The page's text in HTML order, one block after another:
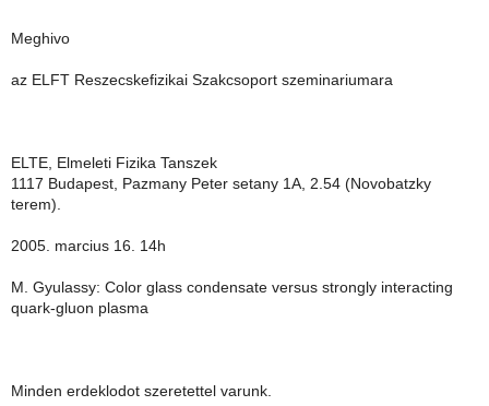
Meghivo
az ELFT Reszecskefizikai Szakcsoport szeminariumara
ELTE, Elmeleti Fizika Tanszek
1117 Budapest, Pazmany Peter setany 1A, 2.54 (Novobatzky
terem).
2005. marcius 16. 14h
M. Gyulassy: Color glass condensate versus strongly interacting
quark-gluon plasma
Minden erdeklodot szeretettel varunk.